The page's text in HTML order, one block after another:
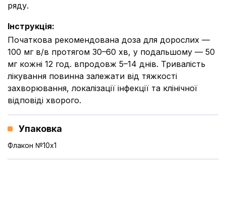
ряду.
Інструкція:
Початкова рекомендована доза для дорослих —
100 мг в/в протягом 30–60 хв, у подальшому — 50
мг кожні 12 год. впродовж 5–14 днів. Тривалість
лікування повинна залежати від тяжкості
захворювання, локалізації інфекції та клінічної
відповіді хворого.
Упаковка
Флакон №10x1